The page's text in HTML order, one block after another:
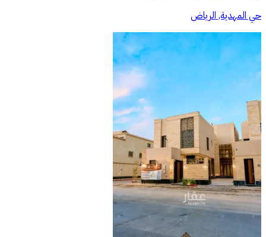
حي المهدية, الرياض